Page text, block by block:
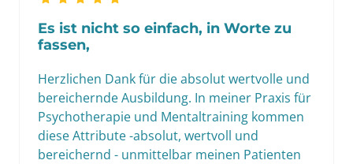
Es ist nicht so einfach, in Worte zu
fassen,
Herzlichen Dank für die absolut wertvolle und
bereichernde Ausbildung. In meiner Praxis für
Psychotherapie und Mentaltraining kommen
diese Attribute -absolut, wertvoll und
bereichernd - unmittelbar meinen Patienten